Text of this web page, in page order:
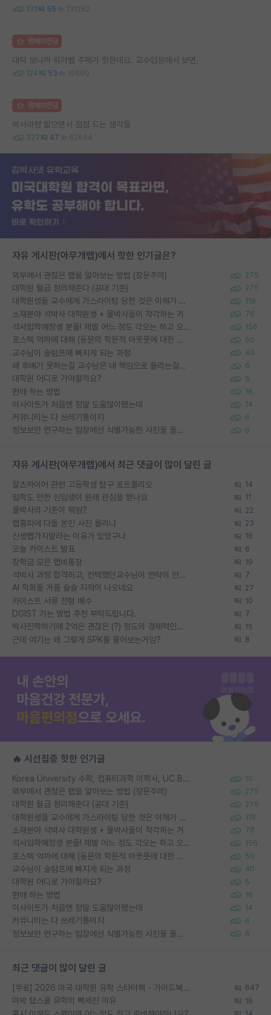
131 55 131262
명예의전당
대략 보니까 워라밸 주제가 핫한데요. 교수입장에서 보면,
124 53 19690
명예의전당
박사과정 밟으면서 점점 드는 생각들
327 47 62654
자유 게시판(아무개랩)에서 핫한 인기글은?
외부에서 괜찮은 랩을 알아보는 방법 (장문주의) 275
대학원 월급 정리해준다 (공대 기준) 275
대학원생들 교수에게 가스라이팅 당한 것은 이해가 갑니다. 안타깝네요. 119
소재분야 석박사 대학원생 + 물박사들이 착각하는 거 76
석사입학예정생 분들! 제발 어느 정도 각오는 하고 오세요. 156
포스텍 억까에 대해 (동문의 학문적 아웃풋에 대한 반박) 50
교수님이 슬럼프에 빠지게 되는 과정 40
왜 후배가 못하는걸 교수님은 내 책임으로 돌리는걸까요? 6
대학원 어디로 가야할까요? 5
편애 하는 방법 16
이사이트가 처음엔 정말 도움많이됐는데 14
커뮤니티는 다 쓰레기통이지 6
정보보안 연구하는 입장에선 식별가능한 사진을 올리는건 비추이긴함 6
자유 게시판(아무개랩)에서 최근 댓글이 많이 달린 글
알츠하이머 관련 고등학생 탐구 포트폴리오 14
입학도 안한 신입생이 원래 관심을 받나요 11
물박사의 기준이 뭐임? 22
랩홈피에 다들 본인 사진 올리냐 23
신생랩가지말라는 이유가 있었구나 16
오늘 카이스트 발표 6
장학금 모은 랩비통장 19
석박사 과정 합격하고, 컨택했던교수님이 연락이 안됩니다... 7
AI 학회들 거품 슬슬 지적이 나오네요 27
카이스트 서류 전형 배수 10
DGIST 가는 방법 추천 부탁드립니다. 7
박사진학하기에 2억은 괜찮은 (?) 정도의 경제력인가요 15
근데 여기는 왜 그렇게 SPK를 물어보는거임? 8
🔥 시선집중 핫한 인기글
Korea University 수학, 컴퓨터과학 이학사, UC Berkeley 산업공학 대학원 공학박사가 되는 것은 쉽지 않겠죠? 10
외부에서 괜찮은 랩을 알아보는 방법 (장문주의) 275
대학원 월급 정리해준다 (공대 기준) 275
대학원생들 교수에게 가스라이팅 당한 것은 이해가 갑니다. 안타깝네요. 119
소재분야 석박사 대학원생 + 물박사들이 착각하는 거 76
석사입학예정생 분들! 제발 어느 정도 각오는 하고 오세요. 156
포스텍 억까에 대해 (동문의 학문적 아웃풋에 대한 반박) 50
교수님이 슬럼프에 빠지게 되는 과정 40
대학원 어디로 가야할까요? 5
편애 하는 방법 16
이사이트가 처음엔 정말 도움많이됐는데 14
커뮤니티는 다 쓰레기통이지 6
정보보안 연구하는 입장에선 식별가능한 사진을 올리는건 비추이긴함 6
최근 댓글이 많이 달린 글
[무료] 2026 미국 대학원 유학 스타터팩 - 가이드북 & 합격자 컨택메일 템플릿 647
미박 탑스쿨 유학이 빡세진 이유 19